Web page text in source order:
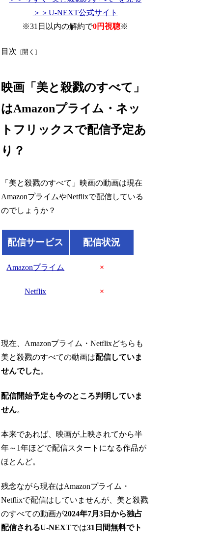
＞＞U-NEXT公式サイト
※31日以内の解約で0円視聴※
目次
映画「美と殺戮のすべて」
はAmazonプライム・ネッ
トフリックスで配信予定あ
り？
「美と殺戮のすべて」映画の動画は現在
AmazonプライムやNetflixで配信している
のでしょうか？
配信サービス 配信状況
Amazonプライム ×
Netflix ×
現在、Amazonプライム・Netflixどちらも
美と殺戮のすべての動画は配信していま
せんでした。
配信開始予定も今のところ判明していま
せん。
本来であれば、映画が上映されてから半
年～1年ほどで配信スタートになる作品が
ほとんど。
残念ながら現在はAmazonプライム・
Netflixで配信はしていませんが、美と殺戮
のすべての動画が2024年7月3日から独占
配信されるU-NEXTでは31日間無料でト